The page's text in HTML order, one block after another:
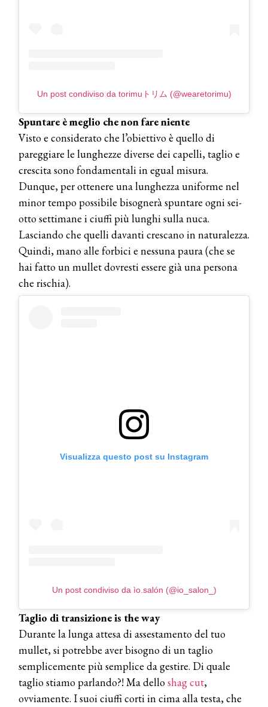
Un post condiviso da torimuトリム (@wearetorimu)
Spuntare è meglio che non fare niente
Visto e considerato che l’obiettivo è quello di
pareggiare le lunghezze diverse dei capelli, taglio e
crescita sono fondamentali in egual misura.
Dunque, per ottenere una lunghezza uniforme nel
minor tempo possibile bisognerà spuntare ogni sei-
otto settimane i ciuffi più lunghi sulla nuca.
Lasciando che quelli davanti crescano in naturalezza.
Quindi, mano alle forbici e nessuna paura (che se
hai fatto un mullet dovresti essere già una persona
che rischia).
Visualizza questo post su Instagram
Un post condiviso da ìo.salón (@io_salon_)
Taglio di transizione is the way
Durante la lunga attesa di assestamento del tuo
mullet, si potrebbe aver bisogno di un taglio
semplicemente più semplice da gestire. Di quale
taglio stiamo parlando?! Ma delloshag cut,
ovviamente. I suoi ciuffi corti in cima alla testa, che